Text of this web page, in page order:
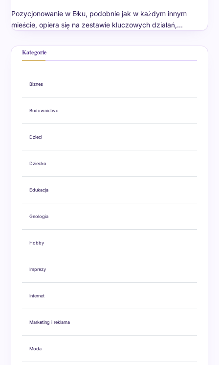
Pozycjonowanie w Ełku, podobnie jak w każdym innym
mieście, opiera się na zestawie kluczowych działań,…
Kategorie
Biznes
Budownictwo
Dzieci
Dziecko
Edukacja
Geologia
Hobby
Imprezy
Internet
Marketing i reklama
Moda